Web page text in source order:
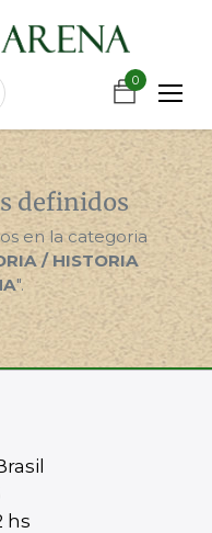
0
0
definidos
en la categoria
/ HISTORIA
".
hs